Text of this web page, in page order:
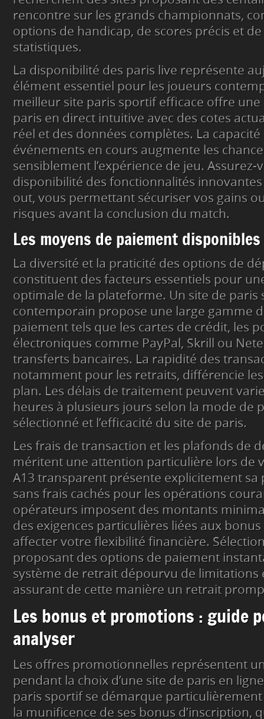
rencontre sur les grands championnats,
options de handicap, de scores précis et
statistiques.
La disponibilité des paris live représente
élément essentiel pour les joueurs
meilleur site paris sportif efficace offre
paris en direct intuitive avec des cotes
réel et des données complètes. La
événements en cours augmente les
sensiblement l’expérience de jeu. Assurez-
disponibilité des fonctionnalités
out, vous permettant sécuriser vos gains
risques avant la conclusion du match.
Les moyens de paiement disponibles
La diversité et la praticité des options de
constituent des facteurs essentiels pour
optimale de la plateforme. Un site de paris
contemporain propose une large gamme
paiement tels que les cartes de crédit, les
électroniques comme PayPal, Skrill ou
transferts bancaires. La rapidité des
notamment pour les retraits, différencie
plan. Les délais de traitement peuvent
heures à plusieurs jours selon la mode de
sélectionné et l’efficacité du site de paris.
Les frais de transaction et les plafonds de
méritent une attention particulière lors de
A13 transparent présente explicitement
sans frais cachés pour les opérations
opérateurs imposent des montants
des exigences particulières liées aux
affecter votre flexibilité financière.
proposant des options de paiement
système de retrait dépourvu de limitations
assurant de cette manière un retrait
Les bonus et promotions : guide
analyser
Les offres promotionnelles représentent
pendant la choix d’une site de paris en
paris sportif se démarque
la munificence de ses bonus d’inscription,